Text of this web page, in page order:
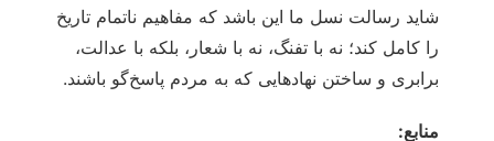
شاید رسالت نسل ما این باشد که مفاهیم ناتمام تاریخ
را کامل کند؛ نه با تفنگ، نه با شعار، بلکه با عدالت،
برابری و ساختن نهادهایی که به مردم پاسخ‌گو باشند.
منابع: